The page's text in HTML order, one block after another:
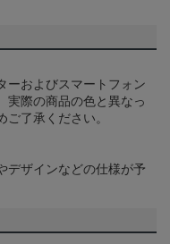
ーおよびスマートフォン
実際の商品の色と異なっ
了承ください。
デザインなどの仕様が予